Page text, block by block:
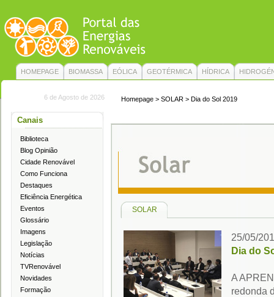
HOMEPAGE BIOMASSA EÓLICA GEOTÉRMICA HÍDRICA
6 de Agosto de 2026
Canais
Biblioteca
Blog Opinião
Cidade Renovável
Como Funciona
Destaques
Eficiência Energética
Eventos
Glossário
Imagens
Legislação
Notícias
TVRenovável
Novidades
Formação
Homepage > SOLAR > Dia do Sol 2019
SOLAR
25/05/
Dia do
A
redonda